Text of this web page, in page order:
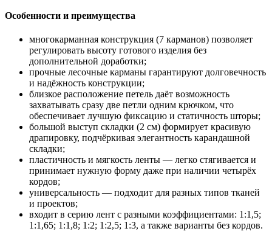
Особенности и преимущества
многокарманная конструкция (7 карманов) позволяет
регулировать высоту готового изделия без
дополнительной доработки;
прочные лесочные карманы гарантируют долговечность
и надёжность конструкции;
близкое расположение петель даёт возможность
захватывать сразу две петли одним крючком, что
обеспечивает лучшую фиксацию и статичность шторы;
большой выступ складки (2 см) формирует красивую
драпировку, подчёркивая элегантность карандашной
складки;
пластичность и мягкость ленты — легко стягивается и
принимает нужную форму даже при наличии четырёх
кордов;
универсальность — подходит для разных типов тканей
и проектов;
входит в серию лент с разными коэффициентами: 1:1,5;
1:1,65; 1:1,8; 1:2; 1:2,5; 1:3, а также варианты без кордов.